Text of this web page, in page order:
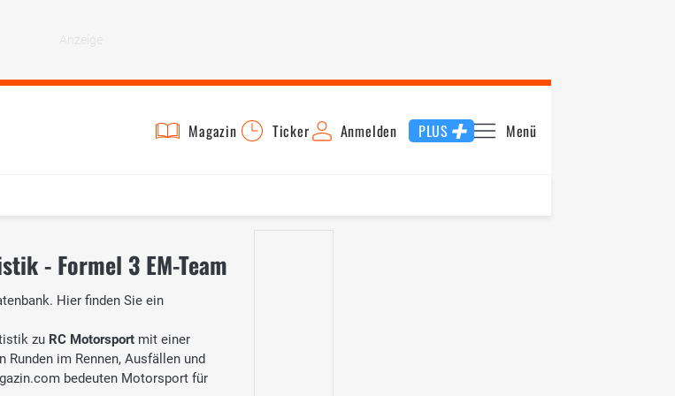
Magazin Ticker Anmelden PLUS Menü
- Formel 3 EM-Team
Hier finden Sie ein
zu RC Motorsport mit einer
im Rennen, Ausfällen und
bedeuten Motorsport für